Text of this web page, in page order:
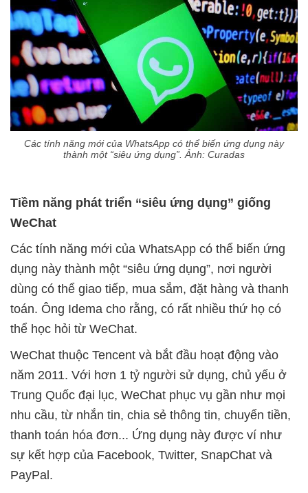
Các tính năng mới của WhatsApp có thể biến ứng dụng này
thành một “siêu ứng dụng”. Ảnh: Curadas
Tiềm năng phát triển “siêu ứng dụng” giống
WeChat
Các tính năng mới của WhatsApp có thể biến ứng
dụng này thành một “siêu ứng dụng”, nơi người
dùng có thể giao tiếp, mua sắm, đặt hàng và thanh
toán. Ông Idema cho rằng, có rất nhiều thứ họ có
thể học hỏi từ WeChat.
WeChat thuộc Tencent và bắt đầu hoạt động vào
năm 2011. Với hơn 1 tỷ người sử dụng, chủ yếu ở
Trung Quốc đại lục, WeChat phục vụ gần như mọi
nhu cầu, từ nhắn tin, chia sẻ thông tin, chuyển tiền,
thanh toán hóa đơn... Ứng dụng này được ví như
sự kết hợp của Facebook, Twitter, SnapChat và
PayPal.